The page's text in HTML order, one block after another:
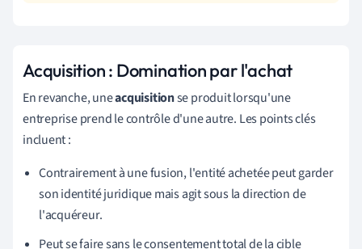
Acquisition : Domination par l'achat
En revanche, uneacquisitionse produit lorsqu'une
entreprise prend le contrôle d'une autre. Les points clés
incluent :
Contrairement à une fusion, l'entité achetée peut garder
son identité juridique mais agit sous la direction de
l'acquéreur.
Peut se faire sans le consentement total de la cible